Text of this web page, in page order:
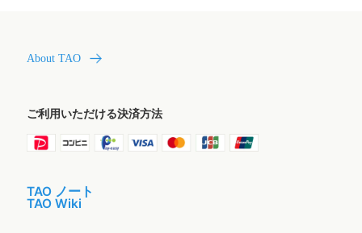
About TAO
ご利用いただける決済方法
TAO ノート
TAO Wiki